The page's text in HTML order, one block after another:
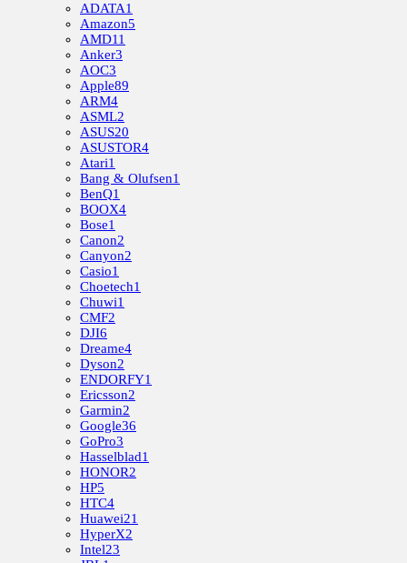
ADATA1
Amazon5
AMD11
Anker3
AOC3
Apple89
ARM4
ASML2
ASUS20
ASUSTOR4
Atari1
Bang & Olufsen1
BenQ1
BOOX4
Bose1
Canon2
Canyon2
Casio1
Choetech1
Chuwi1
CMF2
DJI6
Dreame4
Dyson2
ENDORFY1
Ericsson2
Garmin2
Google36
GoPro3
Hasselblad1
HONOR2
HP5
HTC4
Huawei21
HyperX2
Intel23